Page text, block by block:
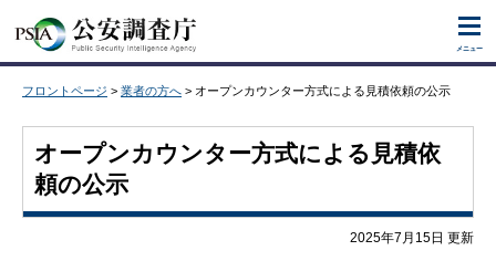
メニュー
フロントページ > 業者の方へ > オープンカウンター方式による見積依頼の公示
オープンカウンター方式による見積依
頼の公示
2025年7月15日 更新